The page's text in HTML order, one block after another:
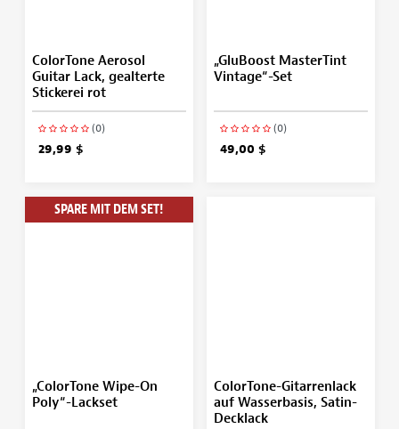
ColorTone Aerosol
Guitar Lack, gealterte
Stickerei rot
(0)
29,99 $
„GluBoost MasterTint
Vintage“-Set
(0)
49,00 $
SPARE MIT DEM SET!
„ColorTone Wipe-On
Poly“-Lackset
ColorTone-Gitarrenlack
auf Wasserbasis, Satin-
Decklack